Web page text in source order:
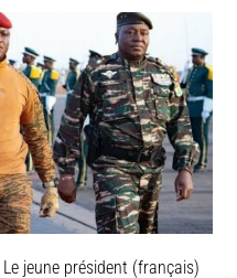
Le jeune président (français)